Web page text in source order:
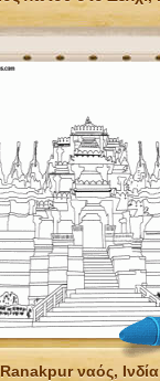
Ranakpur ναός, Ινδία